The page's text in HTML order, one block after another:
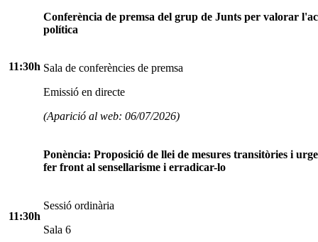
11:30h
Conferència de premsa del grup de Junts per valorar
política
Sala de conferències de premsa
Emissió en directe
(Aparició al web: 06/07/2026)
11:30h
Ponència: Proposició de llei de mesures transitòries i
fer front al sensellarisme i erradicar-lo
Sessió ordinària
Sala 6